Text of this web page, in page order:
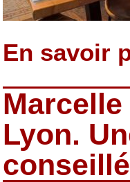
En savoir
Lyon.